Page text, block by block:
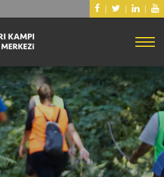
| | |